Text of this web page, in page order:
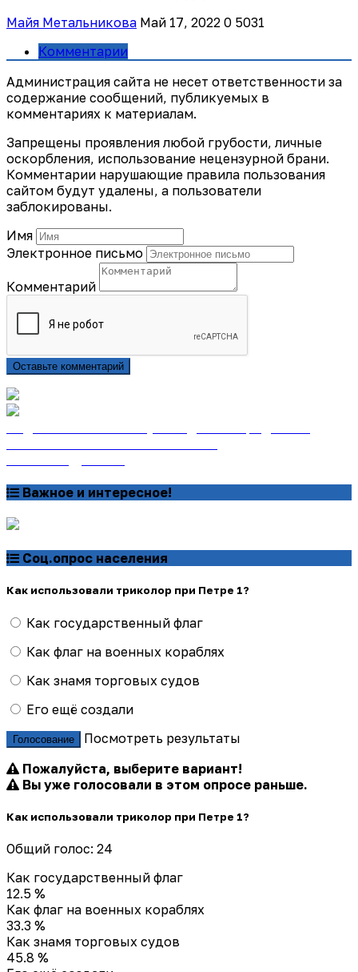
Майя Метальникова Май 17, 2022 0 5031
Комментарии
Администрация сайта не несет ответственности за
содержание сообщений, публикуемых в
комментариях к материалам.
Запрещены проявления любой грубости, личные
оскорбления, использование нецензурной брани.
Комментарии нарушающие правила пользования
сайтом будут удалены, а пользователи
заблокированы.
Имя
Электронное письмо
Комментарий
Оставьте комментарий
Важное и интересное!
Соц.опрос населения
Как использовали триколор при Петре 1?
Как государственный флаг
Как флаг на военных кораблях
Как знамя торговых судов
Его ещё создали
Голосование
Посмотреть результаты
Пожалуйста, выберите вариант!
Вы уже голосовали в этом опросе раньше.
Как использовали триколор при Петре 1?
Общий голос: 24
Как государственный флаг
12.5 %
Как флаг на военных кораблях
33.3 %
Как знамя торговых судов
45.8 %